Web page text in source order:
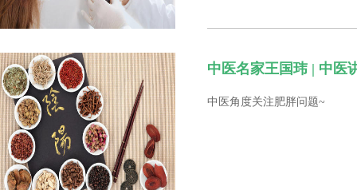
中医名家王国玮 | 中医
中医角度关注肥胖问题~